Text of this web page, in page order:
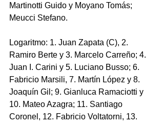
Martinotti Guido y Moyano Tomás;
Meucci Stefano.
Logaritmo: 1. Juan Zapata (C), 2.
Ramiro Berte y 3. Marcelo Carreño; 4.
Juan I. Carini y 5. Luciano Busso; 6.
Fabricio Marsili, 7. Martín López y 8.
Joaquín Gil; 9. Gianluca Ramaciotti y
10. Mateo Azagra; 11. Santiago
Coronel, 12. Fabricio Voltatorni, 13.